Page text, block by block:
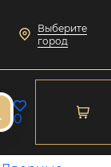
Выберите
город
0